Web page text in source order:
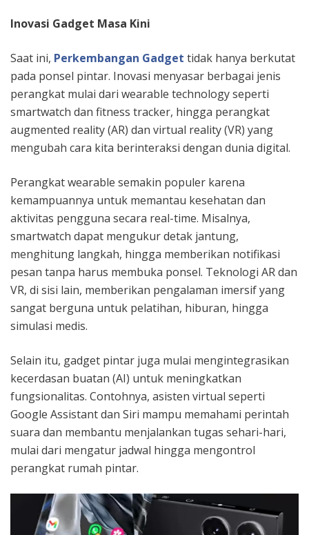
Inovasi Gadget Masa Kini
Saat ini, Perkembangan Gadget tidak hanya berkutat
pada ponsel pintar. Inovasi menyasar berbagai jenis
perangkat mulai dari wearable technology seperti
smartwatch dan fitness tracker, hingga perangkat
augmented reality (AR) dan virtual reality (VR) yang
mengubah cara kita berinteraksi dengan dunia digital.
Perangkat wearable semakin populer karena
kemampuannya untuk memantau kesehatan dan
aktivitas pengguna secara real-time. Misalnya,
smartwatch dapat mengukur detak jantung,
menghitung langkah, hingga memberikan notifikasi
pesan tanpa harus membuka ponsel. Teknologi AR dan
VR, di sisi lain, memberikan pengalaman imersif yang
sangat berguna untuk pelatihan, hiburan, hingga
simulasi medis.
Selain itu, gadget pintar juga mulai mengintegrasikan
kecerdasan buatan (AI) untuk meningkatkan
fungsionalitas. Contohnya, asisten virtual seperti
Google Assistant dan Siri mampu memahami perintah
suara dan membantu menjalankan tugas sehari-hari,
mulai dari mengatur jadwal hingga mengontrol
perangkat rumah pintar.